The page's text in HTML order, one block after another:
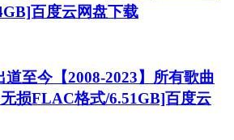
百度云网盘下载
至今【2008-2023】所有歌曲
损FLAC格式/6.51GB]百度云